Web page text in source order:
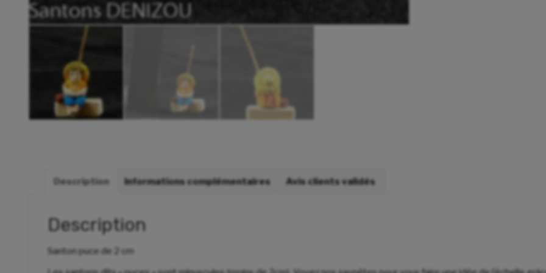
Description Informations complémentaires Avis clients validés
Description
Santon puce de 2 cm